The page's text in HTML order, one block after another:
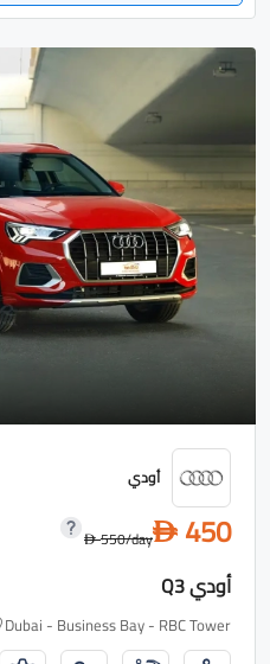
أودي
D 450
D550/day
أودي Q3
Dubai - Business Bay - RBC Tower